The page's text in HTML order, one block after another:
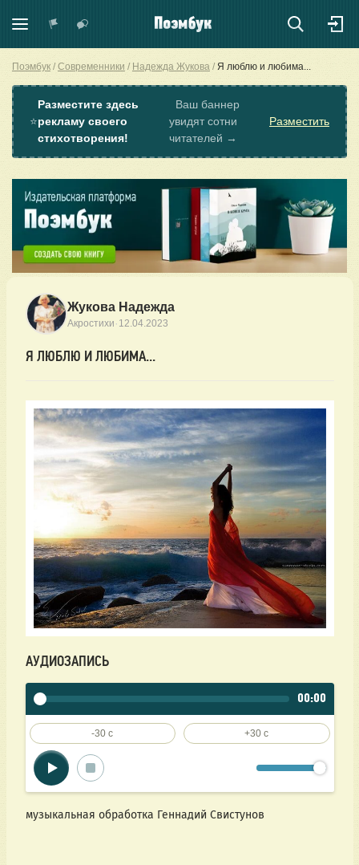
Поэмбук Современники Надежда Жукова Я люблю и любима...
⭐
Разместите здесь
рекламу своего
стихотворения!
Ваш баннер
увидят сотни
читателей →
Разместить
Жукова Надежда
Акростихи · 12.04.2023
Я ЛЮБЛЮ И ЛЮБИМА...
АУДИОЗАПИСЬ
00:00
-30 c +30 c
музыкальная обработка Геннадий Свистунов